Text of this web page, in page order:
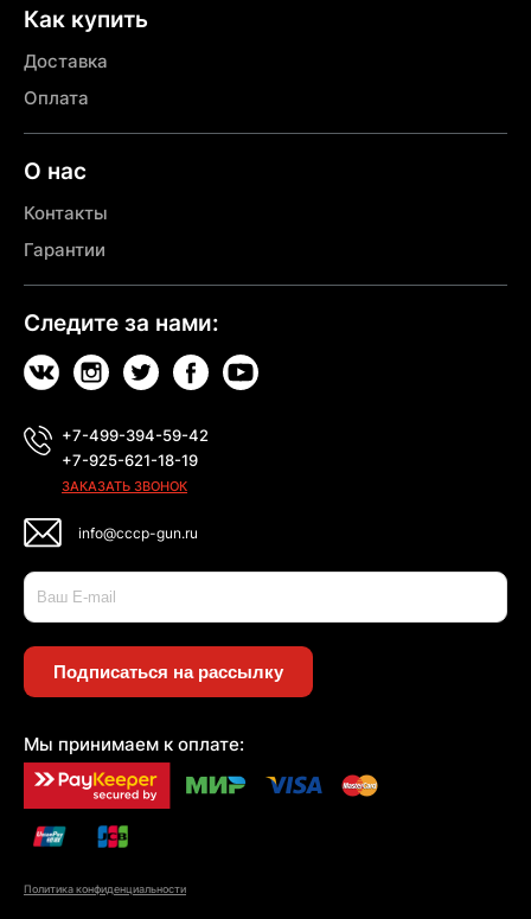
Как купить
Доставка
Оплата
О нас
Контакты
Гарантии
Следите за нами:
+7-499-394-59-42
+7-925-621-18-19
ЗАКАЗАТЬ ЗВОНОК
info@cccp-gun.ru
Подписаться на рассылку
Мы принимаем к оплате:
Политика конфиденциальности